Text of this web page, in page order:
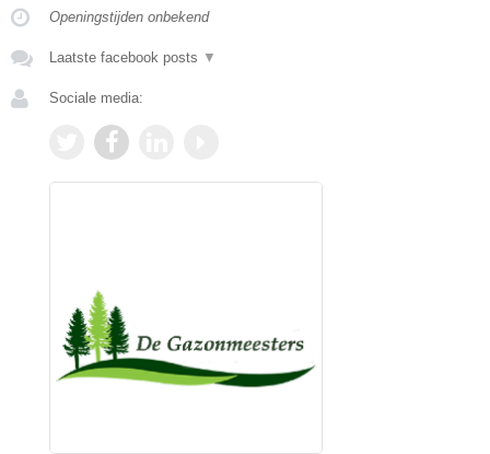
Openingstijden onbekend
Laatste facebook posts ▼
Sociale media: